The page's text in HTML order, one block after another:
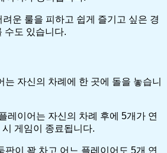
운 룰을 피하고 쉽게 즐기고 싶은 경
수도 있습니다.
는 자신의 차례에 한 곳에 돌을 놓습니
레이어는 자신의 차례 후에 5개가 연
게임이 종료됩니다.
판이 꽉 차고 어느 플레이어도 5개 연